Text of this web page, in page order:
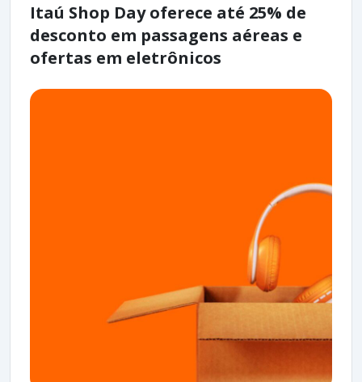
Itaú Shop Day oferece até 25% de
desconto em passagens aéreas e
ofertas em eletrônicos